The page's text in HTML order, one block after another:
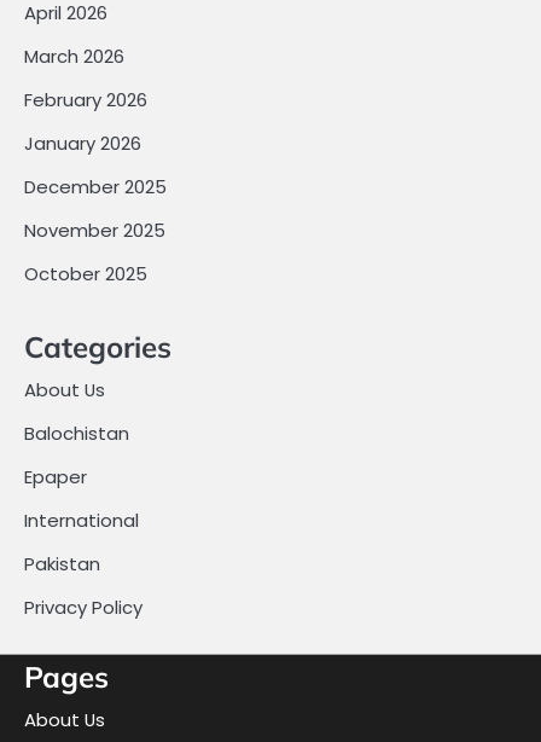
April 2026
March 2026
February 2026
January 2026
December 2025
November 2025
October 2025
Categories
About Us
Balochistan
Epaper
International
Pakistan
Privacy Policy
Pages
About Us